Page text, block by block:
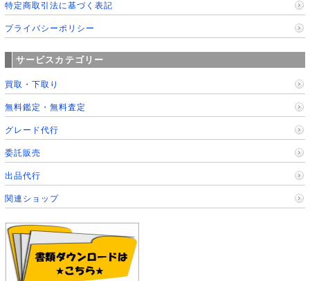
特定商取引法に基づく表記
プライバシーポリシー
サービスカテゴリー
買取・下取り
無料鑑定・無料査定
グレード代行
委託販売
出品代行
関連ショップ